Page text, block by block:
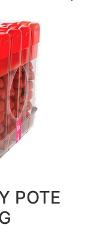
POTE